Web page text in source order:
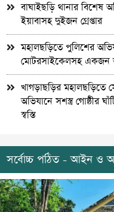
বাঘাইছড়ি থানার বিশেষ
ইয়াবাসহ দুইজন গ্রেপ্তার
মহালছড়িতে পুলিশের
মোটরসাইকেলসহ
খাগড়াছড়ির মহালছড়িতে
অভিযানে সশস্ত্র গোষ্ঠীর
স্বস্তি
সর্বোচ্চ পঠিত - আইন ও